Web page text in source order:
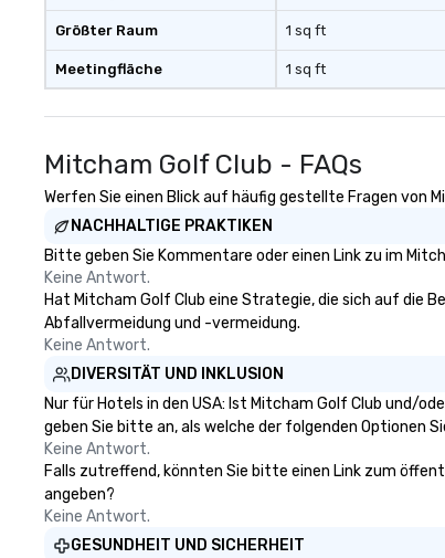
Größter Raum
Meetingfläche
1 sq ft
1 sq ft
Mitcham Golf Club - FAQs
Werfen Sie einen Blick auf häufig gestellte Fragen von
NACHHALTIGE PRAKTIKEN
Bitte geben Sie Kommentare oder einen Link zu im
Keine Antwort.
Hat Mitcham Golf Club eine Strategie, die sich auf die
Abfallvermeidung und -vermeidung.
Keine Antwort.
DIVERSITÄT UND INKLUSION
Nur für Hotels in den USA: Ist Mitcham Golf Club und/
geben Sie bitte an, als welche der folgenden Optionen
Keine Antwort.
Falls zutreffend, könnten Sie bitte einen Link zum
angeben?
Keine Antwort.
GESUNDHEIT UND SICHERHEIT